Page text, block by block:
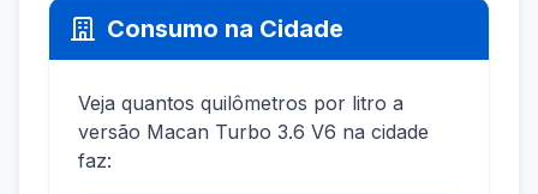
Consumo na Cidade
Veja quantos quilômetros por litro a
versão Macan Turbo 3.6 V6 na cidade
faz: